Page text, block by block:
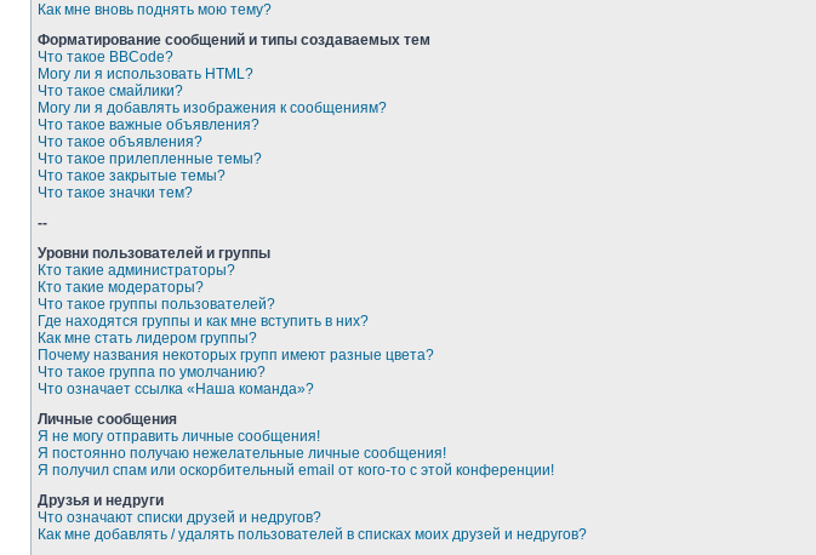
Как мне вновь поднять мою тему?
Форматирование сообщений и типы создаваемых тем
Что такое BBCode?
Могу ли я использовать HTML?
Что такое смайлики?
Могу ли я добавлять изображения к сообщениям?
Что такое важные объявления?
Что такое объявления?
Что такое прилепленные темы?
Что такое закрытые темы?
Что такое значки тем?
--
Уровни пользователей и группы
Кто такие администраторы?
Кто такие модераторы?
Что такое группы пользователей?
Где находятся группы и как мне вступить в них?
Как мне стать лидером группы?
Почему названия некоторых групп имеют разные цвета?
Что такое группа по умолчанию?
Что означает ссылка «Наша команда»?
Личные сообщения
Я не могу отправить личные сообщения!
Я постоянно получаю нежелательные личные сообщения!
Я получил спам или оскорбительный email от кого-то с этой конференции!
Друзья и недруги
Что означают списки друзей и недругов?
Как мне добавлять / удалять пользователей в списках моих друзей и недругов?